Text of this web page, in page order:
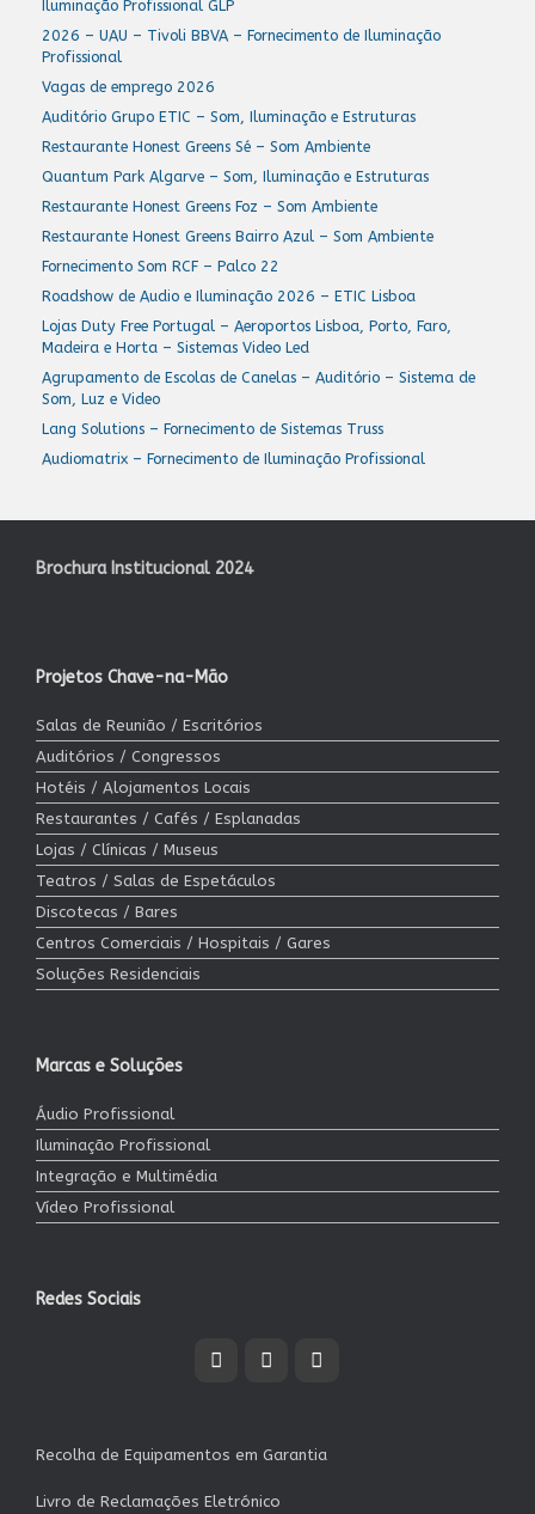
Iluminação Profissional GLP
2026 – UAU – Tivoli BBVA – Fornecimento de Iluminação
Profissional
Vagas de emprego 2026
Auditório Grupo ETIC – Som, Iluminação e Estruturas
Restaurante Honest Greens Sé – Som Ambiente
Quantum Park Algarve – Som, Iluminação e Estruturas
Restaurante Honest Greens Foz – Som Ambiente
Restaurante Honest Greens Bairro Azul – Som Ambiente
Fornecimento Som RCF – Palco 22
Roadshow de Audio e Iluminação 2026 – ETIC Lisboa
Lojas Duty Free Portugal – Aeroportos Lisboa, Porto, Faro,
Madeira e Horta – Sistemas Video Led
Agrupamento de Escolas de Canelas – Auditório – Sistema de
Som, Luz e Video
Lang Solutions – Fornecimento de Sistemas Truss
Audiomatrix – Fornecimento de Iluminação Profissional
Brochura Institucional 2024
Projetos Chave-na-Mão
Salas de Reunião / Escritórios
Auditórios / Congressos
Hotéis / Alojamentos Locais
Restaurantes / Cafés / Esplanadas
Lojas / Clínicas / Museus
Teatros / Salas de Espetáculos
Discotecas / Bares
Centros Comerciais / Hospitais / Gares
Soluções Residenciais
Marcas e Soluções
Áudio Profissional
Iluminação Profissional
Integração e Multimédia
Vídeo Profissional
Redes Sociais
Recolha de Equipamentos em Garantia
Livro de Reclamações Eletrónico